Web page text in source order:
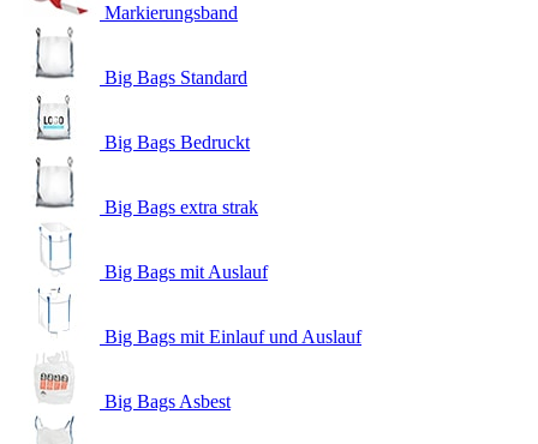
Markierungsband
Big Bags Standard
Big Bags Bedruckt
Big Bags extra strak
Big Bags mit Auslauf
Big Bags mit Einlauf und Auslauf
Big Bags Asbest